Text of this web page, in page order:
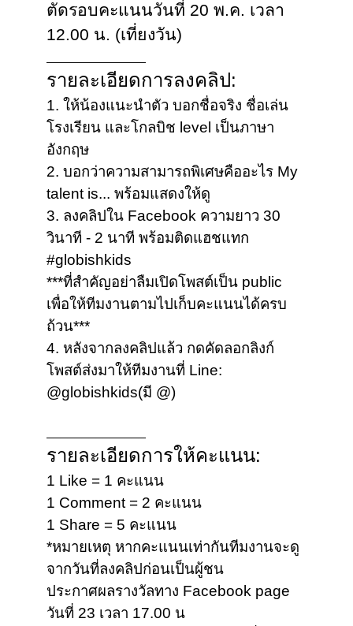
ตัดรอบคะแนนวันที่ 20 พ.ค. เวลา
12.00 น. (เที่ยงวัน)
รายละเอียดการลงคลิป:
1. ให้น้องแนะนำตัว บอกชื่อจริง ชื่อเล่น
โรงเรียน และโกลบิช level เป็นภาษา
อังกฤษ
2. บอกว่าความสามารถพิเศษคืออะไร My
talent is... พร้อมแสดงให้ดู
3. ลงคลิปใน Facebook ความยาว 30
วินาที - 2 นาที พร้อมติดแฮชแทก
#globishkids
***ที่สำคัญอย่าลืมเปิดโพสต์เป็น public
เพื่อให้ทีมงานตามไปเก็บคะแนนได้ครบ
ถ้วน***
4. หลังจากลงคลิปแล้ว กดคัดลอกลิงก์
โพสต์ส่งมาให้ทีมงานที่ Line:
@globishkids(มี @)
รายละเอียดการให้คะแนน:
1 Like = 1 คะแนน
1 Comment = 2 คะแนน
1 Share = 5 คะแนน
*หมายเหตุ หากคะแนนเท่ากันทีมงานจะดู
จากวันที่ลงคลิปก่อนเป็นผู้ชน
ประกาศผลรางวัลทาง Facebook page
วันที่ 23 เวลา 17.00 น